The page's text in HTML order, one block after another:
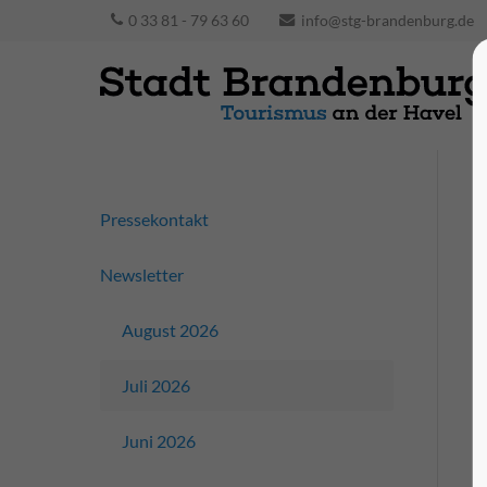
0 33 81 - 79 63 60 info@stg-brandenburg.de
Pressekontakt
Newsletter
August 2026
Juli 2026
Juni 2026